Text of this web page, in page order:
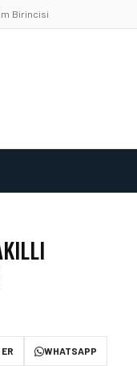
Birincisi
WHATSAPP